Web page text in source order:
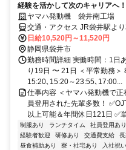
経験を活かして次のキャリアへ
ヤマハ発動機 袋井南工場
交通・アクセス JR袋井駅よ
日給10,520円～11,520円
静岡県袋井市
勤務時間詳細 実働時間：1日
り19日 〜 21日 ＜平常勤務
15:20､15:20～23:55､17:00...
仕事内容 ＜ヤマハ発動機で
員登用された先輩多数！
以上可能＆年間休日121日 ✅
制服あり ランチタイム 社員登用あり
経験者歓迎
研修あり 交通費支給
昼食補助あり
寮・社宅あり 入社祝